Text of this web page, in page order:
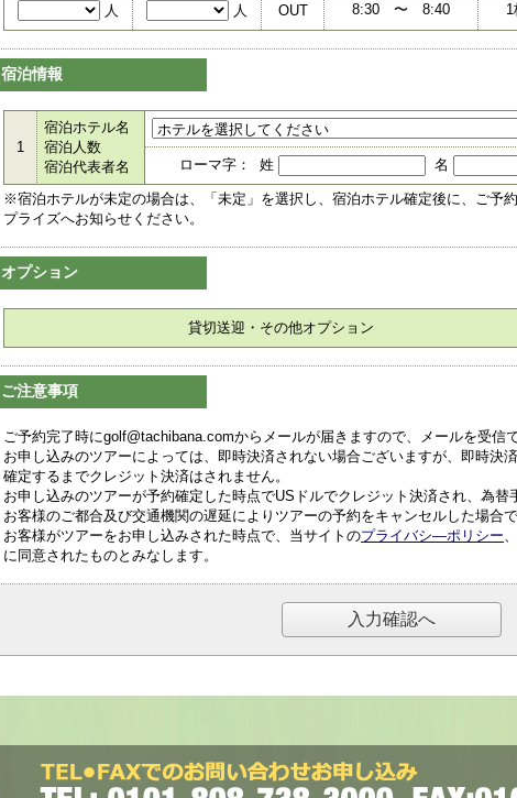
人 人 OUT 8:30 〜 8:40 1
宿泊情報
1
宿泊ホテル名
宿泊人数
宿泊代表者名
ローマ字： 姓 名
※宿泊ホテルが未定の場合は、「未定」を選択し、宿泊ホテル確定後に、ご予
プライズへお知らせください。
オプション
貸切送迎・その他オプション
ご注意事項
ご予約完了時にgolf@tachibana.comからメールが届きますので、メールを受信
お申し込みのツアーによっては、即時決済されない場合ございますが、即時決
確定するまでクレジット決済はされません。
お申し込みのツアーが予約確定した時点でUSドルでクレジット決済され、為
お客様のご都合及び交通機関の遅延によりツアーの予約をキャンセルした場合
お客様がツアーをお申し込みされた時点で、当サイトのプライバシ―ポリシー、
に同意されたものとみなします。